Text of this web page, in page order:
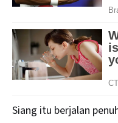
Siang itu berjalan